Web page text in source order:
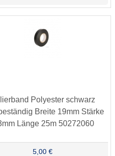
Polyester schwarz
Breite 19mm Stärke
Länge 25m 50272060
5,00 €